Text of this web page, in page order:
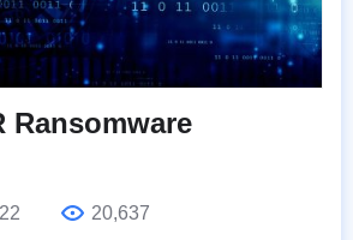
Ransomware
20,637